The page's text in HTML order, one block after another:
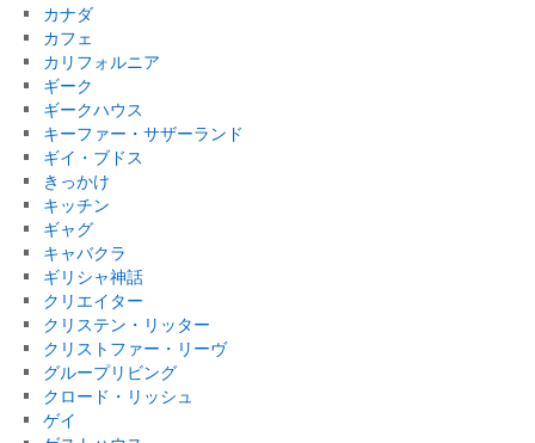
カナダ
カフェ
カリフォルニア
ギーク
ギークハウス
キーファー・サザーランド
ギイ・ブドス
きっかけ
キッチン
ギャグ
キャバクラ
ギリシャ神話
クリエイター
クリステン・リッター
クリストファー・リーヴ
グループリビング
クロード・リッシュ
ゲイ